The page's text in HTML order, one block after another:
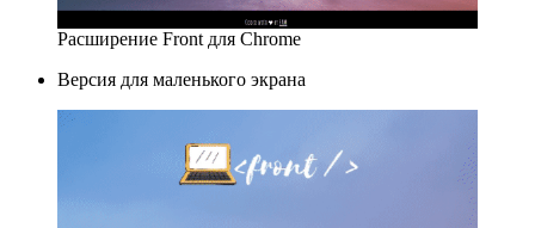
Расширение Front для Chrome
Версия для маленького экрана